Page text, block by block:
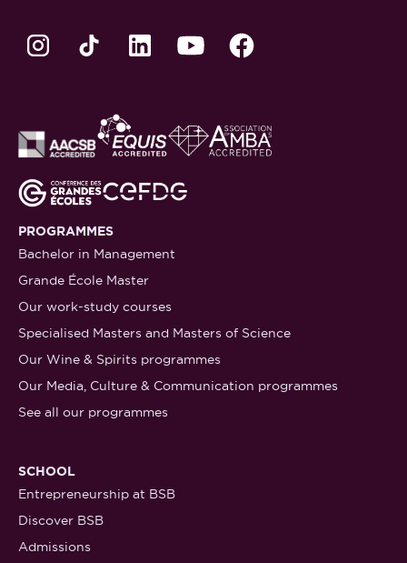
PROGRAMMES
Bachelor in Management
Grande École Master
Our work-study courses
Specialised Masters and Masters of Science
Our Wine & Spirits programmes
Our Media, Culture & Communication programmes
See all our programmes
SCHOOL
Entrepreneurship at BSB
Discover BSB
Admissions